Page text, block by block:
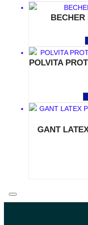
BECHER
POLVITA
GANT